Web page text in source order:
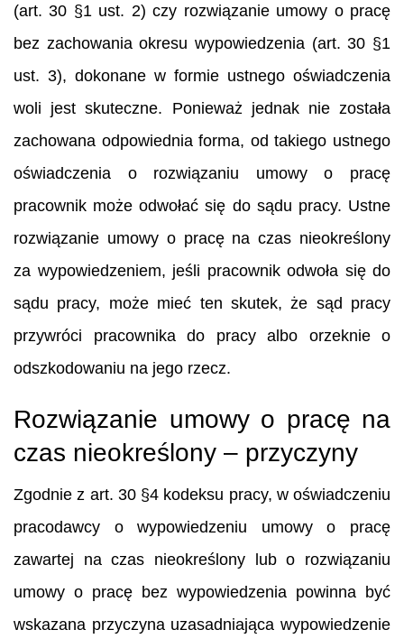
(art. 30 §1 ust. 2) czy rozwiązanie umowy o pracę
bez zachowania okresu wypowiedzenia (art. 30 §1
ust. 3), dokonane w formie ustnego oświadczenia
woli jest skuteczne. Ponieważ jednak nie została
zachowana odpowiednia forma, od takiego ustnego
oświadczenia o rozwiązaniu umowy o pracę
pracownik może odwołać się do sądu pracy. Ustne
rozwiązanie umowy o pracę na czas nieokreślony
za wypowiedzeniem, jeśli pracownik odwoła się do
sądu pracy, może mieć ten skutek, że sąd pracy
przywróci pracownika do pracy albo orzeknie o
odszkodowaniu na jego rzecz.
Rozwiązanie umowy o pracę na
czas nieokreślony – przyczyny
Zgodnie z art. 30 §4 kodeksu pracy, w oświadczeniu
pracodawcy o wypowiedzeniu umowy o pracę
zawartej na czas nieokreślony lub o rozwiązaniu
umowy o pracę bez wypowiedzenia powinna być
wskazana przyczyna uzasadniająca wypowiedzenie